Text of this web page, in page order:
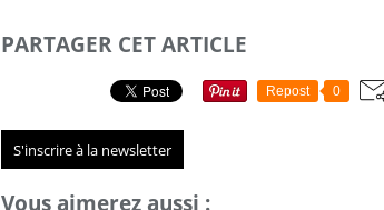
PARTAGER CET ARTICLE
Repost 0
S'inscrire à la newsletter
Vous aimerez aussi :